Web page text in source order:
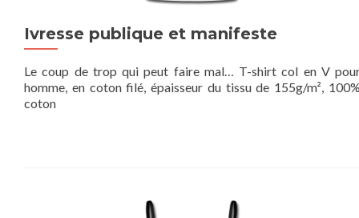
Ivresse publique et manifeste
Le coup de trop qui peut faire mal… T-shirt col en V
homme, en coton filé, épaisseur du tissu de 155g/m²,
coton